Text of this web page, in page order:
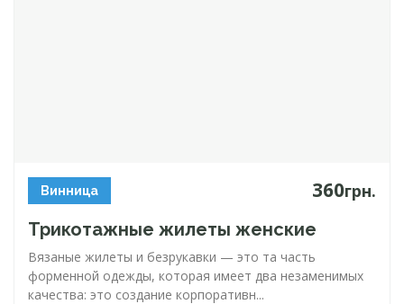
Винница 360грн.
Трикотажные жилеты женские
Вязаные жилеты и безрукавки — это та часть
форменной одежды, которая имеет два незаменимых
качества: это создание корпоративн...